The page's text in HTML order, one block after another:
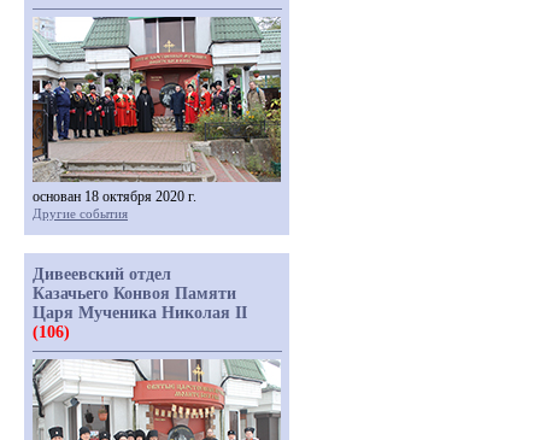
основан 18 октября 2020 г.
Другие события
Дивеевский отдел
Казачьего Конвоя Памяти
Царя Мученика Николая II
(106)